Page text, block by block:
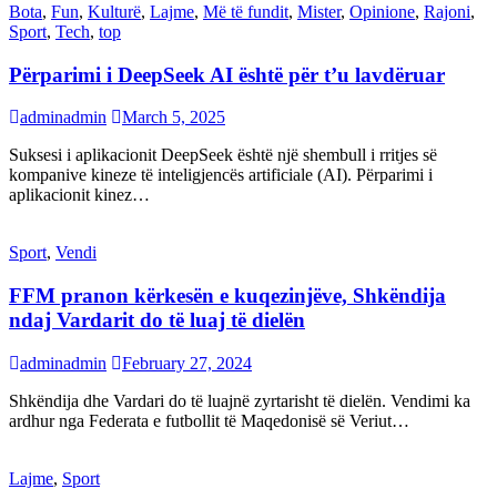
Bota, Fun, Kulturë, Lajme, Më të fundit, Mister, Opinione, Rajoni,
Sport, Tech, top
Përparimi i DeepSeek AI është për t’u lavdëruar
adminadmin
March 5, 2025
Suksesi i aplikacionit DeepSeek është një shembull i rritjes së
kompanive kineze të inteligjencës artificiale (AI). Përparimi i
aplikacionit kinez…
Sport, Vendi
FFM pranon kërkesën e kuqezinjëve, Shkëndija
ndaj Vardarit do të luaj të dielën
adminadmin
February 27, 2024
Shkëndija dhe Vardari do të luajnë zyrtarisht të dielën. Vendimi ka
ardhur nga Federata e futbollit të Maqedonisë së Veriut…
Lajme, Sport